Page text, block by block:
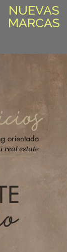
NUEVAS
MARCAS